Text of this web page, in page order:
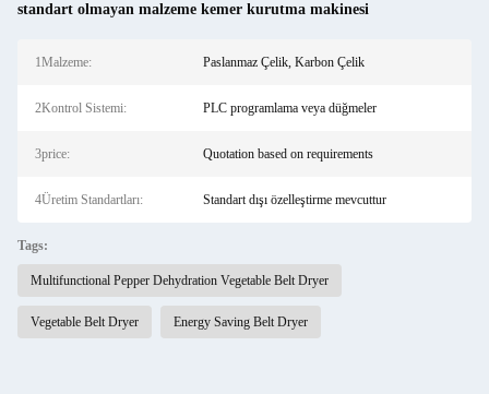
standart olmayan malzeme kemer kurutma makinesi
1Malzeme: Paslanmaz Çelik, Karbon Çelik
2Kontrol Sistemi: PLC programlama veya düğmeler
3price: Quotation based on requirements
4Üretim Standartları: Standart dışı özelleştirme mevcuttur
Tags:
Multifunctional Pepper Dehydration Vegetable Belt Dryer
Vegetable Belt Dryer Energy Saving Belt Dryer